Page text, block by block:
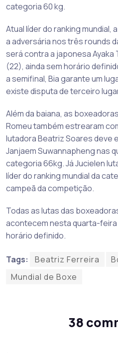
categoria 60 kg.
Atual líder do ranking mundial,
a adversária nos três rounds
será contra a japonesa
(22), ainda sem horário
a semifinal, Bia garante um
existe disputa de terceiro
Além da baiana, as
Romeu também estrearam
lutadora Beatriz Soares deve
Janjaem Suwannapheng nas
categoria 66kg. Já Jucielen
líder do ranking mundial da
campeã da competição.
Todas as lutas das
acontecem nesta quarta-feira
horário definido.
Tags: Beatriz Ferreira
Mundial de Boxe
38